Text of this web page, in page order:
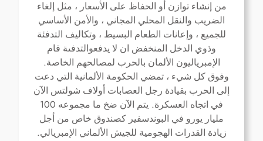
من إنشاء توازن أو الحفاظ على الأسعار ، مثل إلغاء
الضريب والنقل المحلي المجاني ، والأمن الأساسي
للجميع ، وإعانات الطعام البسيط ، وتكاليف التدفئة
وذوي الدخل المنخفض ان لا يدفعوالتدفىة قام
الإمبرياليون الألمان بالحرب لمصالحهم الخاصة.
وفوق كل شيء ، تمضي الحكومة الألمانية التي دعت
إلى الحرب بقيادة رجل العصابات أولاف شولتس الآن
في اتجاه العسكرة. يتم الآن ضخ ما مجموعه 100
مليار يورو في البوندسفير كصندوق خاص من أجل
زيادة القدرات الهجومية للجيش الألماني الإمبريالي.